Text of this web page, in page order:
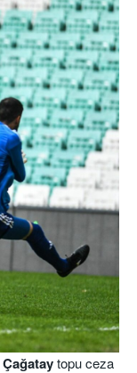
Çağataytopu ceza